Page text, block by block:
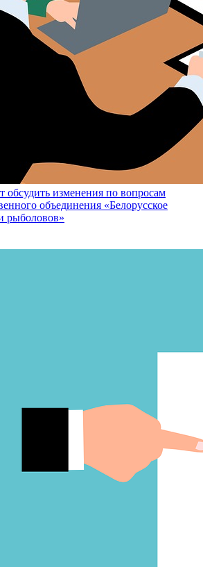
обсудить изменения по вопросам
объединения «Белорусское
рыболовов»